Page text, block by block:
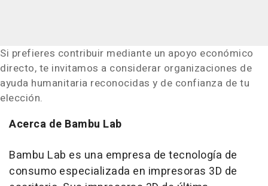
Si prefieres contribuir mediante un apoyo económico
directo, te invitamos a considerar organizaciones de
ayuda humanitaria reconocidas y de confianza de tu
elección.
Acerca de Bambu Lab
Bambu Lab es una empresa de tecnología de
consumo especializada en impresoras 3D de